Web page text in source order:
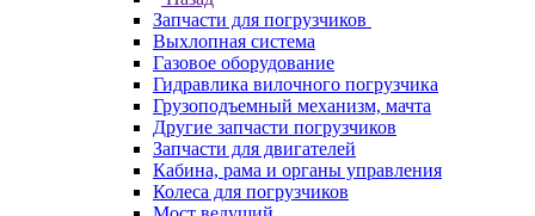
Запчасти для погрузчиков
Выхлопная система
Газовое оборудование
Гидравлика вилочного погрузчика
Грузоподъемный механизм, мачта
Другие запчасти погрузчиков
Запчасти для двигателей
Кабина, рама и органы управления
Колеса для погрузчиков